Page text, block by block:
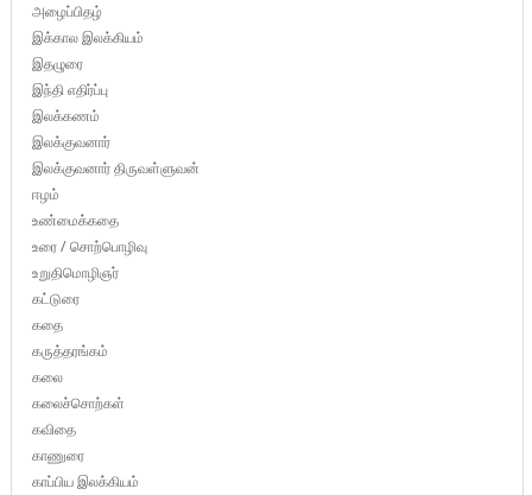
அழைப்பிதழ்
இக்கால இலக்கியம்
இதழுரை
இந்தி எதிர்ப்பு
இலக்கணம்
இலக்குவனார்
இலக்குவனார் திருவள்ளுவன்
ஈழம்
உண்மைக்கதை
உரை / சொற்பொழிவு
உறுதிமொழிஞர்
கட்டுரை
கதை
கருத்தரங்கம்
கலை
கலைச்சொற்கள்
கவிதை
காணுரை
காப்பிய இலக்கியம்